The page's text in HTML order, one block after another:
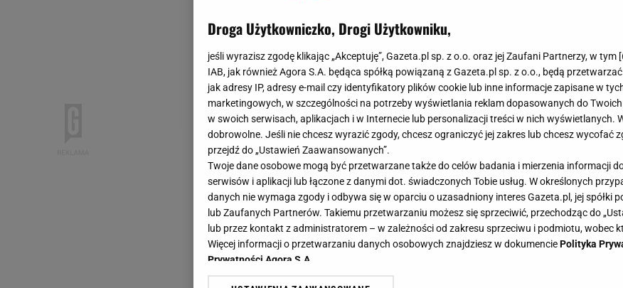
Droga Użytkowniczko, Drogi Użytkowniku,
jeśli wyrazisz zgodę klikając „Akceptuję”, Gazeta.pl sp. z o.o. oraz jej Zaufani Partnerzy, w tym [
IAB, jak również Agora S.A. będąca spółką powiązaną z Gazeta.pl sp. z o.o., będą
jak adresy IP, adresy e-mail czy identyfikatory plików cookie lub inne informacje zapisane w
marketingowych, w szczególności na potrzeby wyświetlania reklam dopasowanych do
w swoich serwisach, aplikacjach i w Internecie lub personalizacji treści w nich wyświetlanych.
dobrowolne. Jeśli nie chcesz wyrazić zgody, chcesz ograniczyć jej zakres lub chcesz wycofać
przejdź do „Ustawień Zaawansowanych”.
Twoje dane osobowe mogą być przetwarzane także do celów badania i mierzenia informacji
serwisów i aplikacji lub łączone z danymi dot. świadczonych Tobie usług. W określonych
danych nie wymaga zgody i odbywa się w oparciu o uzasadniony interes Gazeta.pl, jej spółki
lub Zaufanych Partnerów. Takiemu przetwarzaniu możesz się sprzeciwić, przechodząc do
lub przez kontakt z administratorem – w zależności od zakresu sprzeciwu i podmiotu, wobec
Więcej informacji o przetwarzaniu danych osobowych znajdziesz w dokumenciePolityka
Prywatności Agora S.A.